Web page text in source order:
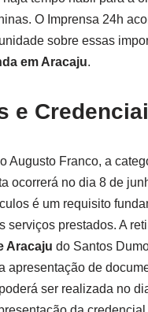
O Imprensa 24h
sobre essas
em Aracaju.
e
Augusto Franco, a
ocorrerá no dia 8 de
é um requisito
serviços prestados. A
Aracaju do Santos
apresentação de
ser realizada no